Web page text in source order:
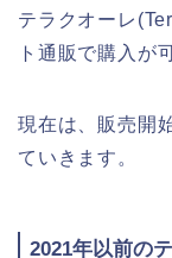
テラクオーレ
ト通販で購入が
現在は、販売開
ていきます。
2021年以前の